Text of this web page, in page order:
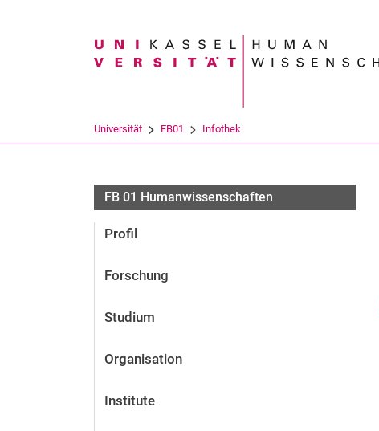
Suchbegriff
Universität FB01 Infothek
FB 01 Humanwissenschaften
Profil
Forschung
Studium
Organisation
Institute